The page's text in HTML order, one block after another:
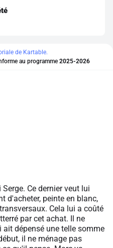
contenus offerts.
de Kartable.
au programme 2025-2026
Ce dernier veut lui
d'acheter, peinte en blanc,
Cela lui a coûté
par cet achat. Il ne
dépensé une telle somme
il ne ménage pas